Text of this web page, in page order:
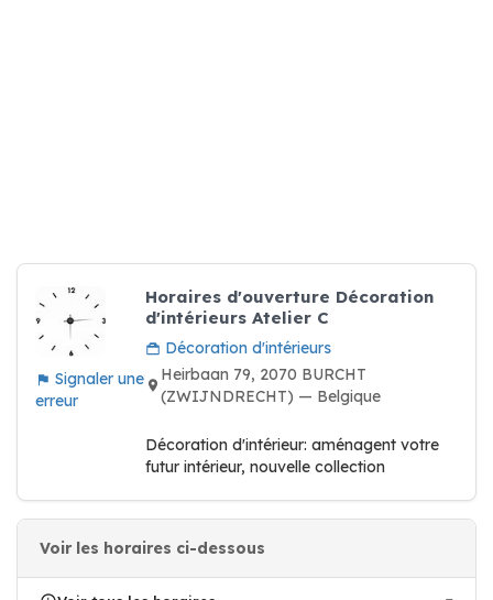
Signaler une
erreur
Horaires d'ouverture Décoration
d'intérieurs Atelier C
Décoration d'intérieurs
Heirbaan 79, 2070 BURCHT
(ZWIJNDRECHT) — Belgique
Décoration d'intérieur: aménagent votre
futur intérieur, nouvelle collection
Voir les horaires ci-dessous